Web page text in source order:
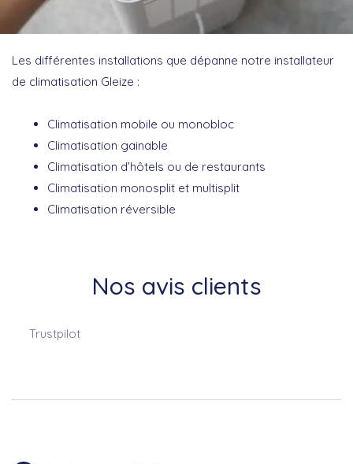
Les différentes installations que dépanne notre installateur
de climatisation Gleize :
Climatisation mobile ou monobloc
Climatisation gainable
Climatisation d’hôtels ou de restaurants
Climatisation monosplit et multisplit
Climatisation réversible
Nos avis clients
Trustpilot